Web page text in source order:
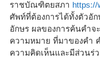
ราชบัณฑิตยสภา https://
ศัพท์ที่ต้องการได้ทั้งตัวอั
อักษร ผลของการค้นคำ
ความหมาย ที่มาของคำ
ความคิดเห็นและมีส่วนร่